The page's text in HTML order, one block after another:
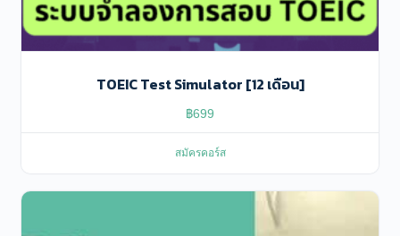
TOEIC Test Simulator [12 เดือน]
฿699
สมัครคอร์ส